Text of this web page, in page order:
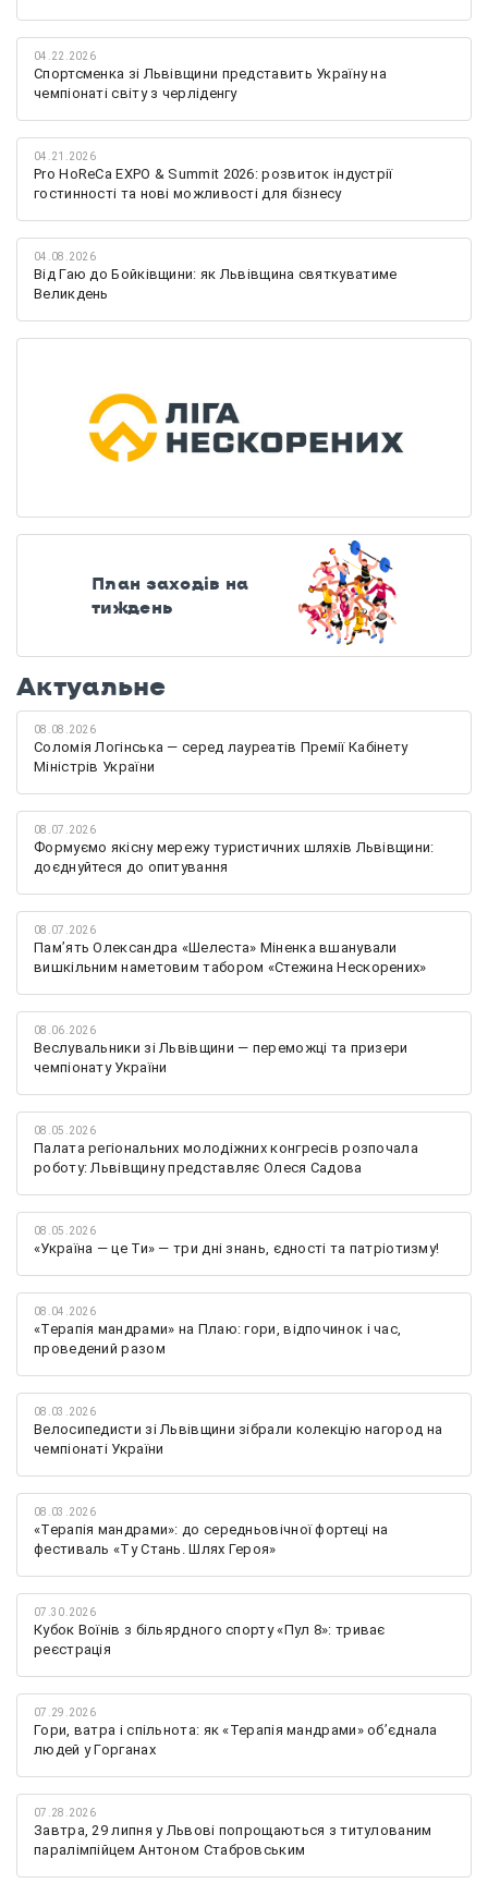
04.22.2026
Спортсменка зі Львівщини представить Україну на
чемпіонаті світу з черліденгу
04.21.2026
Pro HoReCa EXPO & Summit 2026: розвиток індустрії
гостинності та нові можливості для бізнесу
04.08.2026
Від Гаю до Бойківщини: як Львівщина святкуватиме
Великдень
План заходів на
тиждень
Актуальне
08.08.2026
Соломія Логінська — серед лауреатів Премії Кабінету
Міністрів України
08.07.2026
Формуємо якісну мережу туристичних шляхів Львівщини:
доєднуйтеся до опитування
08.07.2026
Памʼять Олександра «Шелеста» Міненка вшанували
вишкільним наметовим табором «Стежина Нескорених»
08.06.2026
Веслувальники зі Львівщини — переможці та призери
чемпіонату України
08.05.2026
Палата регіональних молодіжних конгресів розпочала
роботу: Львівщину представляє Олеся Садова
08.05.2026
«Україна — це Ти» — три дні знань, єдності та патріотизму!
08.04.2026
«Терапія мандрами» на Плаю: гори, відпочинок і час,
проведений разом
08.03.2026
Велосипедисти зі Львівщини зібрали колекцію нагород на
чемпіонаті України
08.03.2026
«Терапія мандрами»: до середньовічної фортеці на
фестиваль «Ту Стань. Шлях Героя»
07.30.2026
Кубок Воїнів з більярдного спорту «Пул 8»: триває
реєстрація
07.29.2026
Гори, ватра і спільнота: як «Терапія мандрами» об’єднала
людей у Горганах
07.28.2026
Завтра, 29 липня у Львові попрощаються з титулованим
паралімпійцем Антоном Стабровським